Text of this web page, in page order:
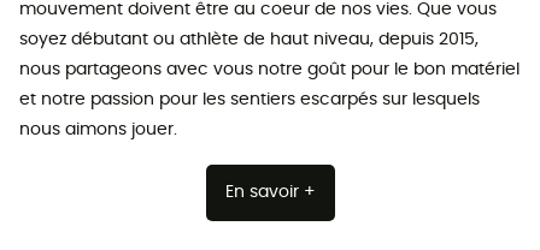
mouvement doivent être au coeur de nos vies. Que vous
soyez débutant ou athlète de haut niveau, depuis 2015,
nous partageons avec vous notre goût pour le bon matériel
et notre passion pour les sentiers escarpés sur lesquels
nous aimons jouer.
En savoir +